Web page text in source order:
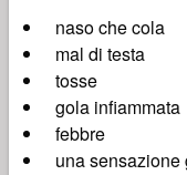
naso che cola
mal di testa
tosse
gola infiammata
febbre
una sensazione